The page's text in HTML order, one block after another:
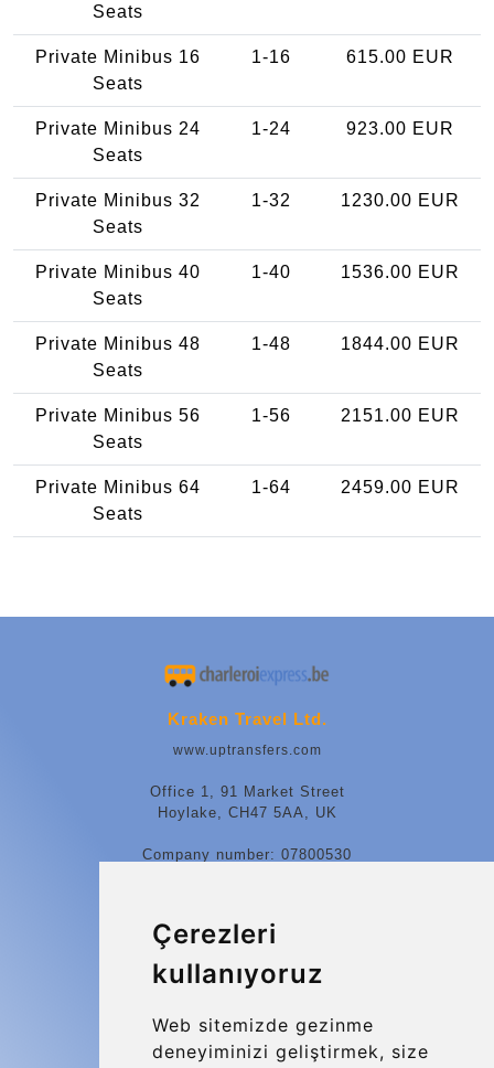
Çerezleri
kullanıyoruz
Web sitemizde gezinme
deneyiminizi geliştirmek, size
Seats
Private Minibus 16
Seats
1-16 615.00 EUR
Private Minibus 24
Seats
1-24 923.00 EUR
Private Minibus 32
Seats
1-32 1230.00 EUR
Private Minibus 40
Seats
1-40 1536.00 EUR
Private Minibus 48
Seats
1-48 1844.00 EUR
Private Minibus 56
Seats
1-56 2151.00 EUR
Private Minibus 64
Seats
1-64 2459.00 EUR
Kraken Travel Ltd.
www.uptransfers.com
Office 1, 91 Market Street
Hoylake, CH47 5AA, UK
Company number: 07800530
More
Blog